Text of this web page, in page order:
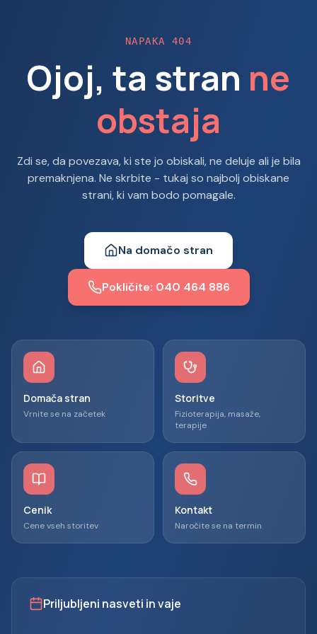
NAPAKA 404
Ojoj, ta stran ne
obstaja
Zdi se, da povezava, ki ste jo obiskali, ne deluje ali je bila
premaknjena. Ne skrbite - tukaj so najbolj obiskane
strani, ki vam bodo pomagale.
Na domačo stran
Pokličite: 040 464 886
Domača stran
Vrnite se na začetek
Storitve
Fizioterapija, masaže,
terapije
Cenik
Cene vseh storitev
Kontakt
Naročite se na termin
Priljubljeni nasveti in vaje